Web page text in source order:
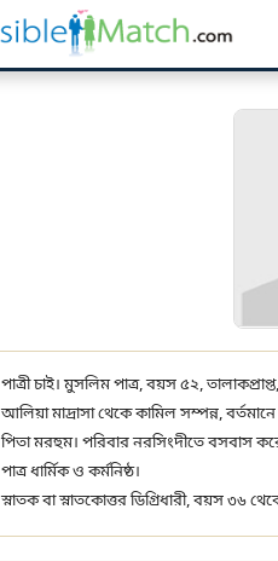
পাত্রী চাই। মুসলিম পাত্র, বয়স ৫২,
আলিয়া মাদ্রাসা থেকে কামিল সম্পন্ন,
পিতা মরহুম। পরিবার নরসিংদীতে বসবাস
পাত্র ধার্মিক ও কর্মনিষ্ঠ।
স্নাতক বা স্নাতকোত্তর ডিগ্রিধারী, বয়স ৩৬